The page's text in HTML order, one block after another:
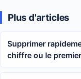
Plus d'articles
Supprimer
chiffre ou le
texte sélectionné